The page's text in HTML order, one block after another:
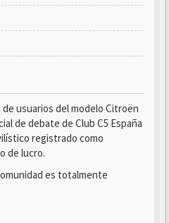
usuarios del modelo Citroën
de debate de Club C5 España
registrado como
de lucro.
es totalmente